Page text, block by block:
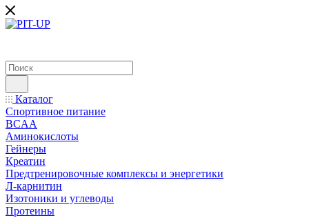
Каталог
Спортивное питание
BCAA
Аминокислоты
Гейнеры
Креатин
Предтренировочные комплексы и энергетики
Л-карнитин
Изотоники и углеводы
Протеины